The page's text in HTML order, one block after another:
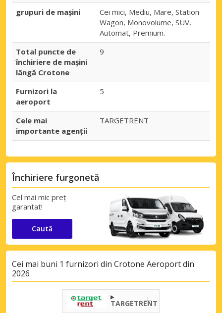
grupuri de mașini
Cei mici, Mediu, Mare, Station
Wagon, Monovolume, SUV,
Automat, Premium.
Total puncte de
închiriere de mașini
lângă Crotone
9
Furnizori la
aeroport
5
Cele mai
importante agenții
TARGETRENT
Închiriere furgonetă
Cel mai mic preț
garantat!
Caută
Cei mai buni 1 furnizori din Crotone Aeroport din
2026
TARGETRENT